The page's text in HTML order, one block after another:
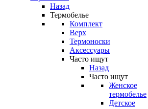
Назад
Термобелье
Комплект
Верх
Термоноски
Аксессуары
Часто ищут
Назад
Часто ищут
Женское
термобелье
Детское